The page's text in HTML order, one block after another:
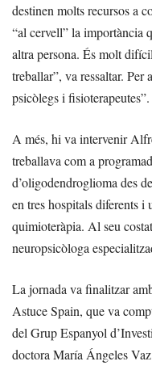
destinen molts recursos a
“al cervell” la importància
altra persona. És molt
treballar”, va ressaltar. Per
psicòlegs i fisioterapeutes”.
A més, hi va intervenir
treballava com a
d’oligodendroglioma des
en tres hospitals diferents i
quimioteràpia. Al seu
neuropsicòloga
La jornada va finalitzar
Astuce Spain, que va
del Grup Espanyol
doctora María Ángeles